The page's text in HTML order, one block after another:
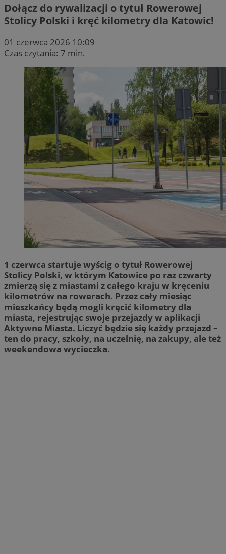
Dołącz do rywalizacji o tytuł Rowerowej
Stolicy Polski i kręć kilometry dla Katowic!
01 czerwca 2026 10:09
Czas czytania: 7 min.
1 czerwca startuje wyścig o tytuł Rowerowej
Stolicy Polski, w którym Katowice po raz czwarty
zmierzą się z miastami z całego kraju w kręceniu
kilometrów na rowerach. Przez cały miesiąc
mieszkańcy będą mogli kręcić kilometry dla
miasta, rejestrując swoje przejazdy w aplikacji
Aktywne Miasta. Liczyć będzie się każdy przejazd –
ten do pracy, szkoły, na uczelnię, na zakupy, ale też
weekendowa wycieczka.